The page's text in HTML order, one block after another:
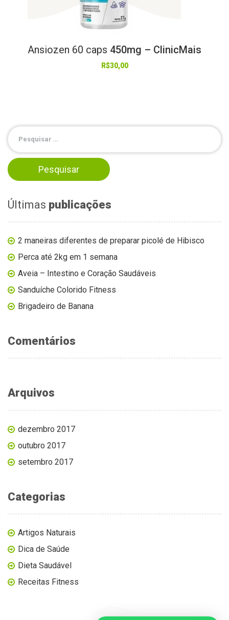
Ansiozen 60 caps 450mg – ClinicMais
R$30,00
Últimas publicações
2 maneiras diferentes de preparar picolé de Hibisco
Perca até 2kg em 1 semana
Aveia – Intestino e Coração Saudáveis
Sanduíche Colorido Fitness
Brigadeiro de Banana
Comentários
Arquivos
dezembro 2017
outubro 2017
setembro 2017
Categorias
Artigos Naturais
Dica de Saúde
Dieta Saudável
Receitas Fitness